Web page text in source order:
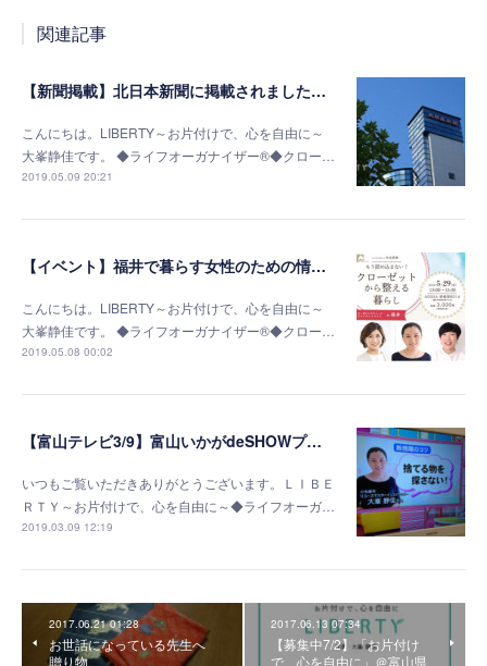
関連記事
【新聞掲載】北日本新聞に掲載されました（2019/05/10）
こんにちは。LIBERTY～お片付けで、心を自由に～
大峯静佳です。 ◆ライフオーガナイザー®◆クロー…
2019.05.09 20:21
【イベント】福井で暮らす女性のための情報サイトに掲載されました
こんにちは。LIBERTY～お片付けで、心を自由に～
大峯静佳です。 ◆ライフオーガナイザー®◆クロー…
2019.05.08 00:02
【富山テレビ3/9】富山いかがdeSHOWプラスで紹介されました
いつもご覧いただきありがとうございます。ＬＩＢＥ
ＲＴＹ～お片付けで、心を自由に～◆ライフオーガ…
2019.03.09 12:19
2017.06.21 01:28
お世話になっている先生へ
贈り物
2017.06.13 07:34
【募集中7/2】「お片付け
で、心を自由に」＠富山県